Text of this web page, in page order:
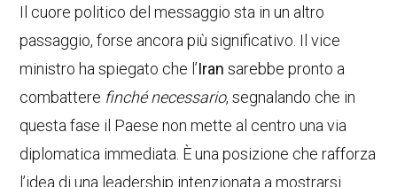
Il cuore politico del messaggio sta in un altro
passaggio, forse ancora più significativo. Il vice
ministro ha spiegato che l’Iran sarebbe pronto a
combattere finché necessario, segnalando che in
questa fase il Paese non mette al centro una via
diplomatica immediata. È una posizione che rafforza
l’idea di una leadership intenzionata a mostrarsi